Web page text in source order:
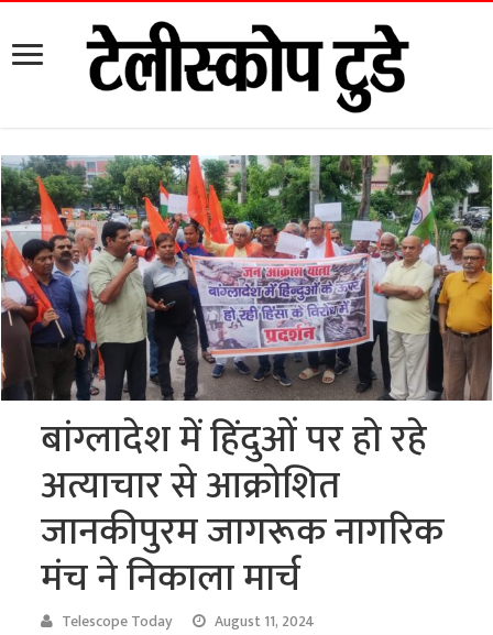
बांग्लादेश में हिंदुओं पर हो रहे
अत्याचार से आक्रोशित
जानकीपुरम जागरूक नागरिक
मंच ने निकाला मार्च
Telescope Today August 11, 2024